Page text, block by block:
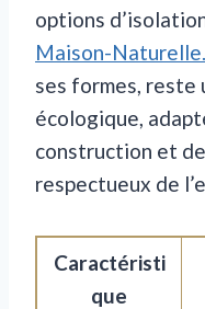
options
Maison-
ses formes, reste
écologique,
construction et
respectueux de
Caractéristi
que